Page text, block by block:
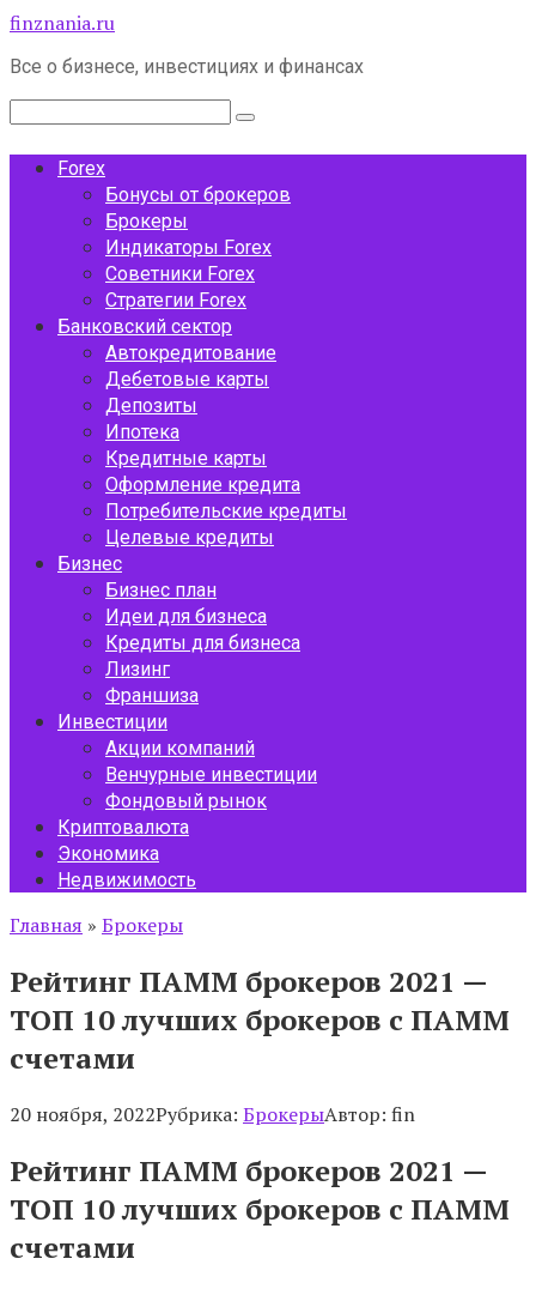
Перейти
контенту
finznania.ru
Все о бизнесе, инвестициях и финансах
Поиск:
Forex
Бонусы от брокеров
Брокеры
Индикаторы Forex
Советники Forex
Стратегии Forex
Банковский сектор
Автокредитование
Дебетовые карты
Депозиты
Ипотека
Кредитные карты
Оформление кредита
Потребительские кредиты
Целевые кредиты
Бизнес
Бизнес план
Идеи для бизнеса
Кредиты для бизнеса
Лизинг
Франшиза
Инвестиции
Акции компаний
Венчурные инвестиции
Фондовый рынок
Криптовалюта
Экономика
Недвижимость
Главная » Брокеры
Рейтинг ПАММ брокеров 2021 —
ТОП 10 лучших брокеров с ПАММ
счетами
20 ноября, 2022Рубрика: БрокерыАвтор: fin
Рейтинг ПАММ брокеров 2021 —
ТОП 10 лучших брокеров с ПАММ
счетами